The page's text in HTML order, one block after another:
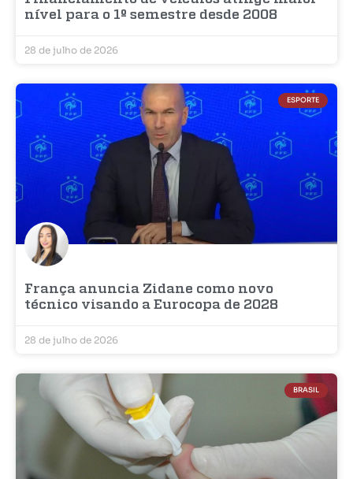
nível para o 1º semestre desde 2008
28 de julho de 2026
ESPORTE
França anuncia Zidane como novo
técnico visando a Eurocopa de 2028
28 de julho de 2026
BRASIL